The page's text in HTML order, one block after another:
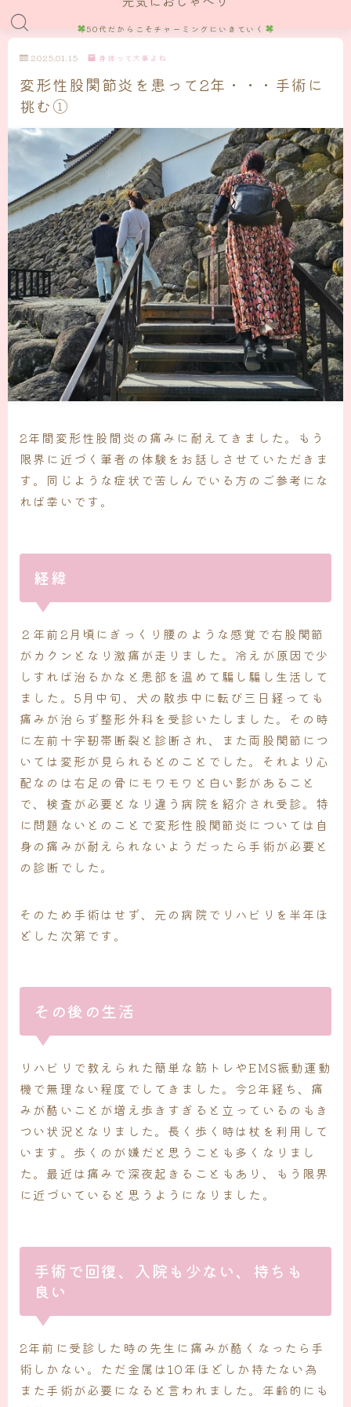
50代だからこそチャーミングにいきていく
2025.01.15 身体って大事よね
変形性股関節炎を患って2年・・・手術に
挑む①
2年間変形性股間炎の痛みに耐えてきました。もう
限界に近づく筆者の体験をお話しさせていただきま
す。同じような症状で苦しんでいる方のご参考にな
れば幸いです。
経緯
２年前2月頃にぎっくり腰のような感覚で右股関節
がカクンとなり激痛が走りました。冷えが原因で少
しすれば治るかなと患部を温めて騙し騙し生活して
ました。5月中旬、犬の散歩中に転び三日経っても
痛みが治らず整形外科を受診いたしました。その時
に左前十字靭帯断裂と診断され、また両股関節につ
いては変形が見られるとのことでした。それより心
配なのは右足の骨にモワモワと白い影があること
で、検査が必要となり違う病院を紹介され受診。特
に問題ないとのことで変形性股関節炎については自
身の痛みが耐えられないようだったら手術が必要と
の診断でした。
そのため手術はせず、元の病院でリハビリを半年ほ
どした次第です。
その後の生活
リハビリで教えられた簡単な筋トレやEMS振動運動
機で無理ない程度でしてきました。今2年経ち、痛
みが酷いことが増え歩きすぎると立っているのもき
つい状況となりました。長く歩く時は杖を利用して
います。歩くのが嫌だと思うことも多くなりまし
た。最近は痛みで深夜起きることもあり、もう限界
に近づいていると思うようになりました。
手術で回復、入院も少ない、持ちも
良い
2年前に受診した時の先生に痛みが酷くなったら手
術しかない。ただ金属は10年ほどしか持たない為
また手術が必要になると言われました。年齢的にも